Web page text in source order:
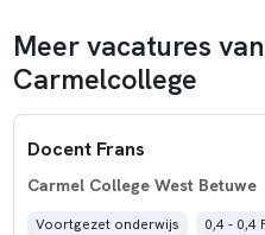
Meer vacatures
Carmelcollege
Docent Frans
Carmel College West Betuwe
Voortgezet onderwijs 0,4 - 0,4